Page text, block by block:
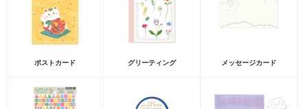
ポストカード グリーティング メッセージカード